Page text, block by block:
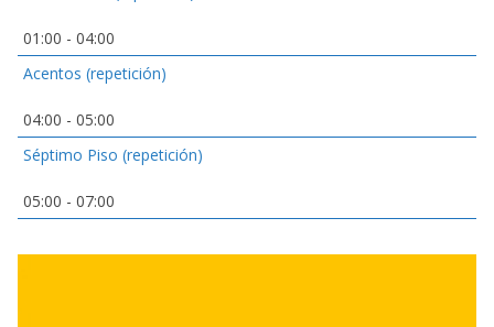
01:00 - 04:00
Acentos (repetición)
04:00 - 05:00
Séptimo Piso (repetición)
05:00 - 07:00